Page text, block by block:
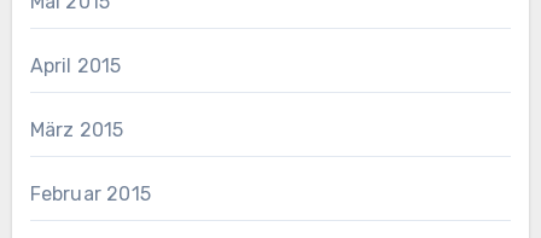
April 2015
März 2015
Februar 2015